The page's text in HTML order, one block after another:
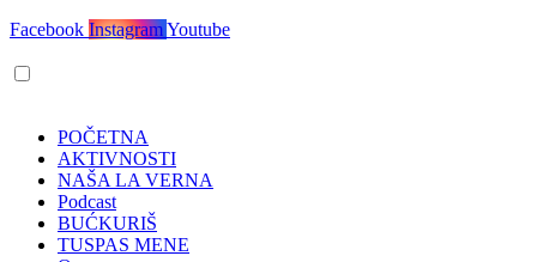
Facebook InstagramYoutube
POČETNA
AKTIVNOSTI
NAŠA LA VERNA
Podcast
BUĆKURIŠ
TUSPAS MENE